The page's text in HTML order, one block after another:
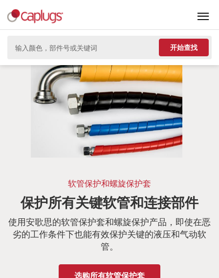
开始查找
软管保护和螺旋保护套
保护所有关键软管和连接部件
使用安歌思的软管保护套和螺旋保护产品，即使在恶
劣的工作条件下也能有效保护关键的液压和气动软
管。
选购所有软管保护套